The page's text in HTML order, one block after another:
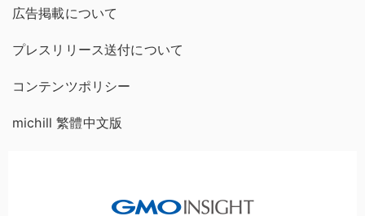
広告掲載について
プレスリリース送付について
コンテンツポリシー
michill 繁體中文版